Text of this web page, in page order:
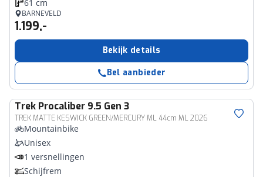
61 cm
BARNEVELD
1.199,-
Bekijk details
Bel aanbieder
Trek Procaliber 9.5 Gen 3
TREK MATTE KESWICK GREEN/MERCURY ML 44cm ML 2026
Mountainbike
Unisex
1 versnellingen
Schijfrem